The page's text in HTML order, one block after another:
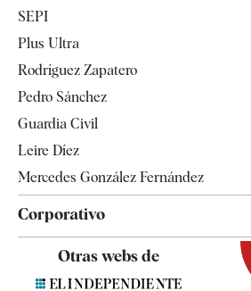
Televisión
SEPI
Plus Ultra
Rodríguez Zapatero
Pedro Sánchez
Guardia Civil
Leire Díez
Mercedes González Fernández
Corporativo
Contacto
Otras webs de